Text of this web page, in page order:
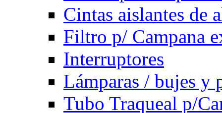
Cintas aislantes de
Filtro p/ Campana
Interruptores
Lámparas / bujes y
Tubo Traqueal p/